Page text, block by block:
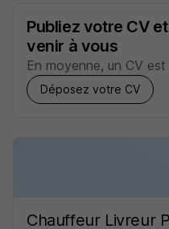
Publiez votre CV
venir à vous
En moyenne, un CV
Déposez votre CV
Chauffeur Livreur